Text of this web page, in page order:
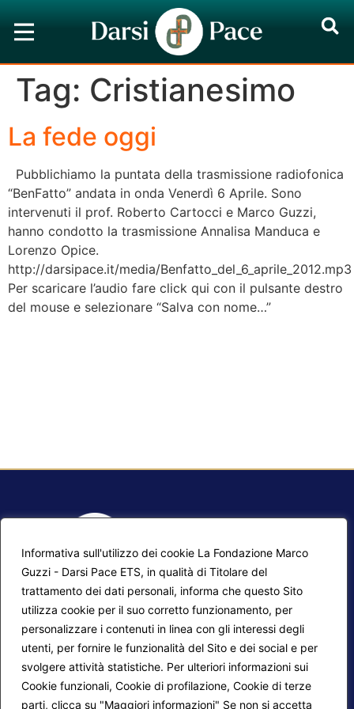
Informativa sull'utilizzo dei cookie La Fondazione Marco
Guzzi - Darsi Pace ETS, in qualità di Titolare del
trattamento dei dati personali, informa che questo Sito
utilizza cookie per il suo corretto funzionamento, per
personalizzare i contenuti in linea con gli interessi degli
utenti, per fornire le funzionalità del Sito e dei social e per
svolgere attività statistiche. Per ulteriori informazioni sui
Cookie funzionali, Cookie di profilazione, Cookie di terze
parti, clicca su "Maggiori informazioni" Se non si accetta
Tag: Cristianesimo
La fede oggi
Pubblichiamo la puntata della trasmissione radiofonica
“BenFatto” andata in onda Venerdì 6 Aprile. Sono
intervenuti il prof. Roberto Cartocci e Marco Guzzi,
hanno condotto la trasmissione Annalisa Manduca e
Lorenzo Opice.
http://darsipace.it/media/Benfatto_del_6_aprile_2012.mp3
Per scaricare l’audio fare click qui con il pulsante destro
del mouse e selezionare “Salva con nome…”
Mappa del sito
Progetti Darsi Pace
Calendario corsi
Privacy Policy